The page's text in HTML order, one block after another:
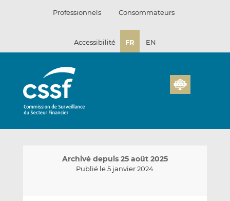
Professionnels Consommateurs
Accessibilité FR EN
Archivé depuis 25 août 2025
Publié le 5 janvier 2024